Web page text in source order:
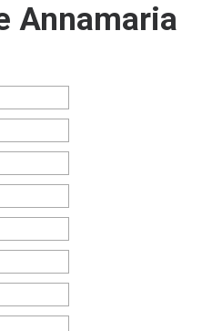
Annamaria